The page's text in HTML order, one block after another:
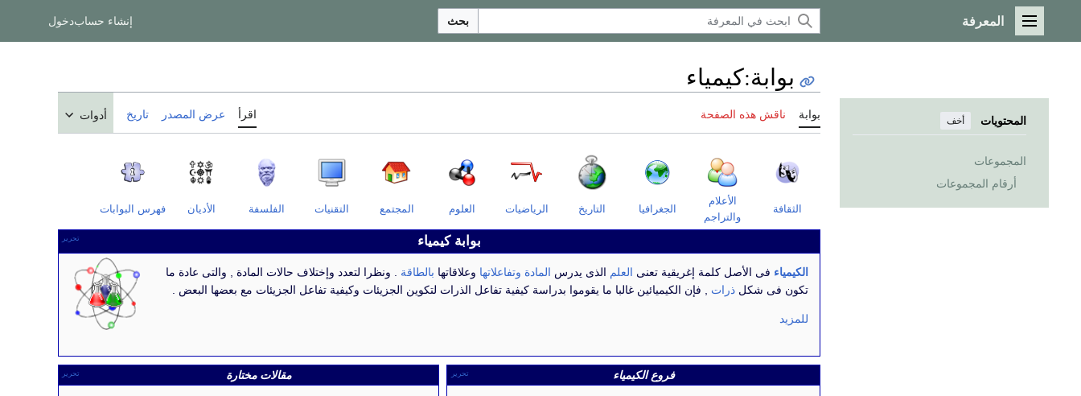
القائمة الرئيسية
المعرفة بحث إنشاء حسابدخول
المحتويات أخف
المجموعات
أرقام المجموعات
بوابة:كيمياء
بوابة ناقش هذه الصفحة اقرأ عرض المصدر تاريخ أدوات
الثقافة
الأعلام
والتراجم
الجغرافيا التاريخ الرياضيات العلوم المجتمع التقنيات الفلسفة الأديان فهرس البوابات
تحرير بوابة كيمياء
الكيمياء فى الأصل كلمة إغريقية تعنى العلم الذى يدرس المادة وتفاعلاتها وعلاقاتها بالطاقة . ونظرا لتعدد وإختلاف حالات المادة , والتى عادة ما
تكون فى شكل ذرات , فإن الكيميائين غالبا ما يقوموا بدراسة كيفية تفاعل الذرات لتكوين الجزيئات وكيفية تفاعل الجزيئات مع بعضها البعض .
للمزيد
تحرير مقالات مختارة تحرير فروع الكيمياء